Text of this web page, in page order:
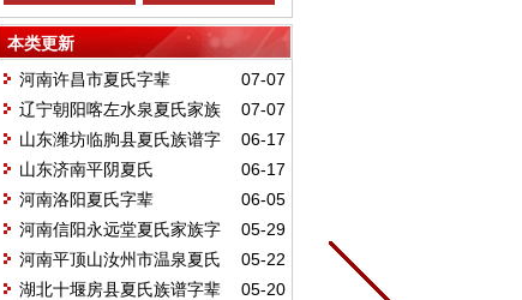
本类更新
07-07
河南许昌市夏氏字辈
07-07
辽宁朝阳喀左水泉夏氏家族
字辈排行
06-17
山东潍坊临朐县夏氏族谱字
辈
06-17
山东济南平阴夏氏
06-05
河南洛阳夏氏字辈
05-29
河南信阳永远堂夏氏家族字
辈
05-22
河南平顶山汝州市温泉夏氏
字辈
05-20
湖北十堰房县夏氏族谱字辈